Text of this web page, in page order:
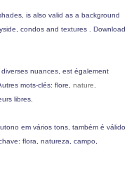
is also valid as a background
condos and textures . Download
nuances, est également
mots-clés: flore, nature,
libres.
em vários tons, também é válido
flora, natureza, campo,